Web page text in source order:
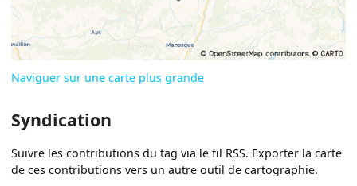
Naviguer sur une carte plus grande
Syndication
Suivre les contributions du tag via le fil RSS. Exporter la carte
de ces contributions vers un autre outil de cartographie.